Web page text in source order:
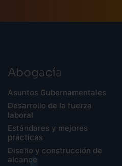
Abogacía
Asuntos Gubernamentales
Desarrollo de la fuerza
laboral
Estándares y mejores
prácticas
Diseño y construcción de
alcance